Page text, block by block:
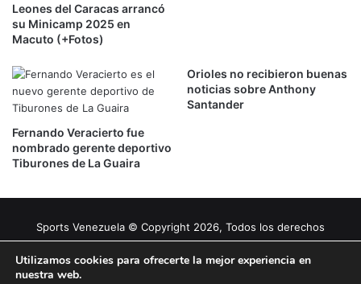
Leones del Caracas arrancó
su Minicamp 2025 en
Macuto (+Fotos)
Fernando Veracierto fue
nombrado gerente deportivo
Tiburones de La Guaira
Orioles no recibieron buenas
noticias sobre Anthony
Santander
Sports Venezuela © Copyright 2026, Todos los derechos
Utilizamos cookies para ofrecerte la mejor experiencia en
nuestra web.